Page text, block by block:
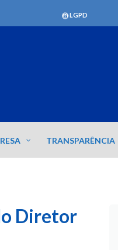
LGPD
TRANSPARÊNCIA
Diretor